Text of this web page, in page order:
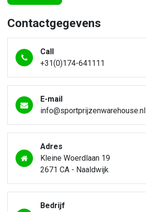
Contactgegevens
Call
+31(0)174-641111
E-mail
info@sportprijzenwarehouse.nl
Adres
Kleine Woerdlaan 19
2671 CA - Naaldwijk
Bedrijf